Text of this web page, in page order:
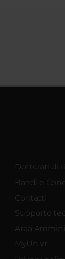
Dottorati di
Bandi e
Contatti
Supporto
Area
MyUnivr